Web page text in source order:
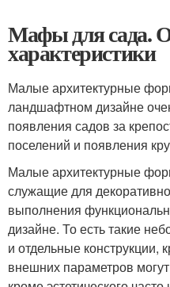
Мафы для сада.
характеристики
Малые архитектурные
ландшафтном дизайне
появления садов за
поселений и появления
Малые архитектурные
служащие для
выполнения
дизайне. То есть такие
и отдельные конструкции,
внешних параметров